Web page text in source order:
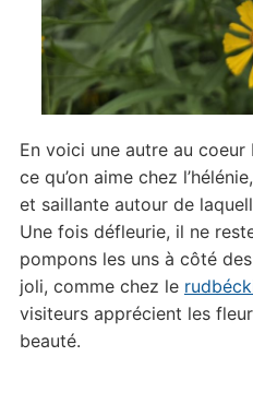
En voici une autre au
ce qu’on aime chez
et saillante autour de
Une fois défleurie, il ne
pompons les uns à côté
joli, comme chez le
visiteurs apprécient les
beauté.